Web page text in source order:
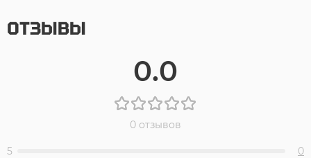
ОТЗЫВЫ
0.0
0 отзывов
5
0